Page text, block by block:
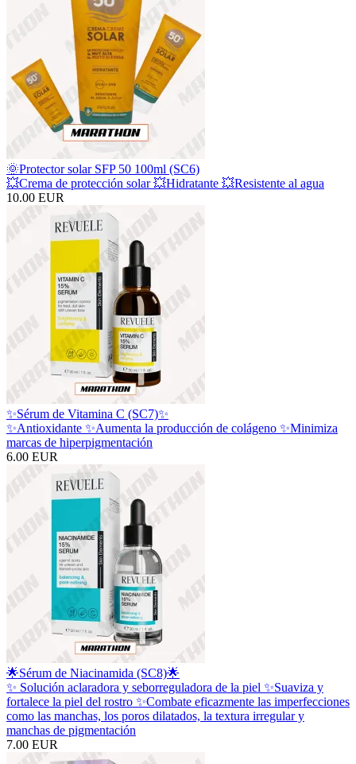
🌞Protector solar SFP 50 100ml (SC6)
💥Crema de protección solar 💥Hidratante 💥Resistente al agua
10.00 EUR
✨Sérum de Vitamina C (SC7)✨
✨Antioxidante ✨Aumenta la producción de colágeno ✨Minimiza
marcas de hiperpigmentación
6.00 EUR
🌟Sérum de Niacinamida (SC8)🌟
✨ Solución aclaradora y seborreguladora de la piel ✨Suaviza y
fortalece la piel del rostro ✨Combate eficazmente las imperfecciones
como las manchas, los poros dilatados, la textura irregular y
manchas de pigmentación
7.00 EUR